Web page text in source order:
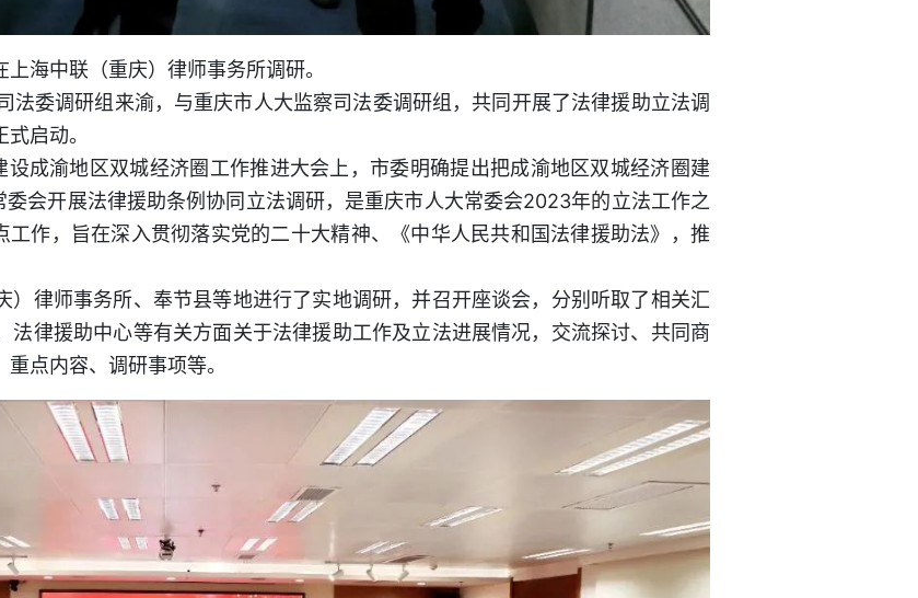
海中联（重庆）律师事务所调研。
调研组来渝，与重庆市人大监察司法委调研组，共同开展了法律援助立法调
启动。
渝地区双城经济圈工作推进大会上，市委明确提出把成渝地区双城经济圈建
委会开展法律援助条例协同立法调研，是重庆市人大常委会2023年的立法工作之
工作，旨在深入贯彻落实党的二十大精神、《中华人民共和国法律援助法》，推
律师事务所、奉节县等地进行了实地调研，并召开座谈会，分别听取了相关汇
法律援助中心等有关方面关于法律援助工作及立法进展情况，交流探讨、共同商
点内容、调研事项等。